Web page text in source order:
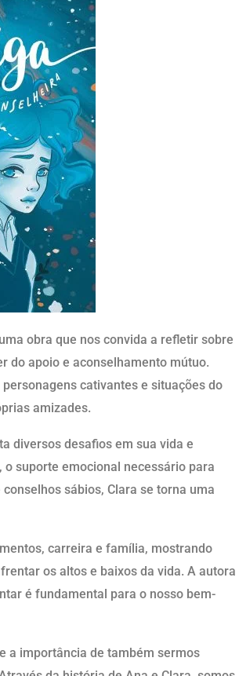
obra que nos convida a refletir sobre
do apoio e aconselhamento mútuo.
cativantes e situações do
amizades.
diversos desafios em sua vida e
suporte emocional necessário para
sábios, Clara se torna uma
carreira e família, mostrando
os altos e baixos da vida. A autora
é fundamental para o nosso bem-
a importância de também sermos